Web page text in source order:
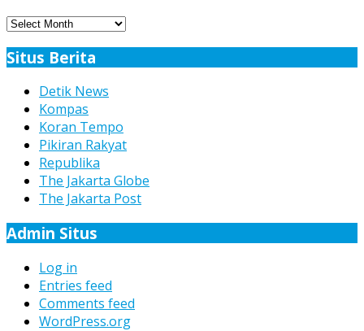
Arsip
Situs Berita
Detik News
Kompas
Koran Tempo
Pikiran Rakyat
Republika
The Jakarta Globe
The Jakarta Post
Admin Situs
Log in
Entries feed
Comments feed
WordPress.org